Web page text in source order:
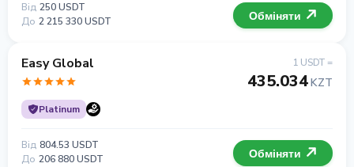
Від 250 USDT
До 2 215 330 USDT Обміняти
Easy Global
Platinum
1 USDT =
435.034KZT
Від 804.53 USDT
До 206 880 USDT Обміняти